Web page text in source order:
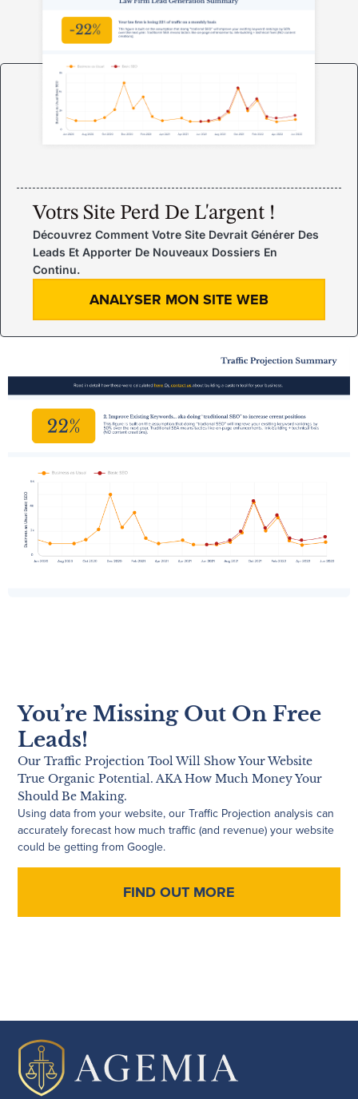
Votrs Site Perd De L'argent !
Découvrez Comment Votre Site Devrait Générer Des
Leads Et Apporter De Nouveaux Dossiers En
Continu.
ANALYSER MON SITE WEB
You’re Missing Out On Free
Leads!
Our Traffic Projection Tool Will Show Your Website
True Organic Potential. AKA How Much Money Your
Should Be Making.
Using data from your website, our Traffic Projection analysis can
accurately forecast how much traffic (and revenue) your website
could be getting from Google.
FIND OUT MORE